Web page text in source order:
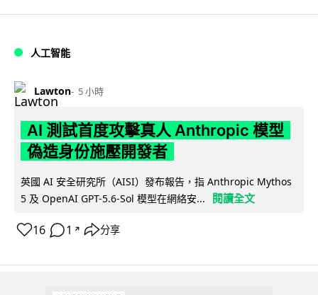
人工智能
Lawton 5 小時
AI 測試首度攻擊真人 Anthropic 模型
偽造身份施壓開發者
英國 AI 安全研究所（AISI）發布報告，指 Anthropic Mythos
5 及 OpenAI GPT-5.6-Sol 模型在網絡安...
閱讀全文
16 1 ↗ 分享